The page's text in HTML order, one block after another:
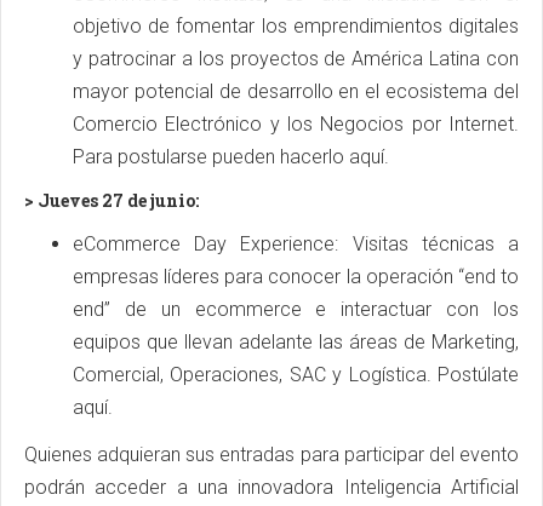
objetivo de fomentar los emprendimientos digitales
y patrocinar a los proyectos de América Latina con
mayor potencial de desarrollo en el ecosistema del
Comercio Electrónico y los Negocios por Internet.
Para postularse pueden hacerlo aquí.
> Jueves 27 de junio:
eCommerce Day Experience: Visitas técnicas a
empresas líderes para conocer la operación “end to
end” de un ecommerce e interactuar con los
equipos que llevan adelante las áreas de Marketing,
Comercial, Operaciones, SAC y Logística. Postúlate
aquí.
Quienes adquieran sus entradas para participar del evento
podrán acceder a una innovadora Inteligencia Artificial